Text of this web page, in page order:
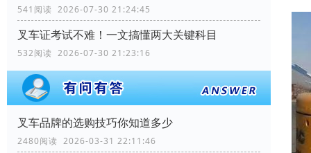
541阅读 2026-07-30 21:24:45
叉车证考试不难！一文搞懂两大关键科目
532阅读 2026-07-30 21:23:16
叉车品牌的选购技巧你知道多少
2480阅读 2026-03-31 22:11:46